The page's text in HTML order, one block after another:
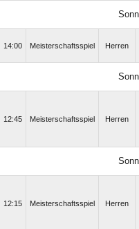
14:00 Meisterschaftsspiel Herren
12:45 Meisterschaftsspiel Herren
12:15 Meisterschaftsspiel Herren